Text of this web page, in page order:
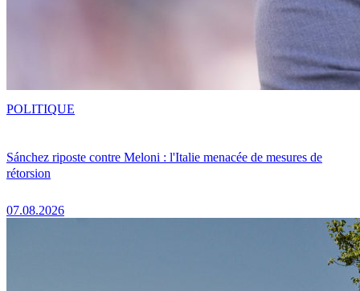
Sánchez riposte contre Meloni : l'Italie menacée de mesures de
rétorsion
07.08.2026
POLITIQUE